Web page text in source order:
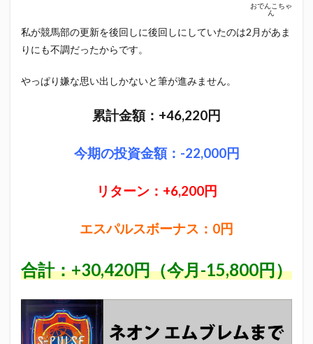
おでんこちゃ
ん
私が競馬部の更新を後回しに後回しにしていたのは2月があま
りにも不調だったからです。
やっぱり嫌な思い出しかないと筆が進みません。
累計金額：+46,220円
今期の投資金額：-22,000円
リターン：+6,200円
エスパルスボーナス：0円
合計：+30,420円（今月-15,800円）